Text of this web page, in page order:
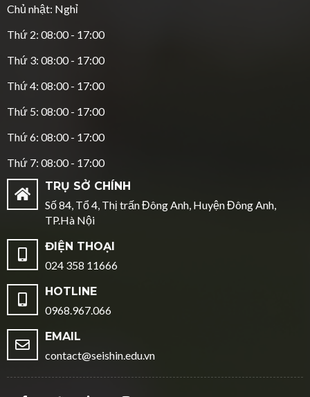
Chủ nhật: Nghỉ
Thứ 2: 08:00 - 17:00
Thứ 3: 08:00 - 17:00
Thứ 4: 08:00 - 17:00
Thứ 5: 08:00 - 17:00
Thứ 6: 08:00 - 17:00
Thứ 7: 08:00 - 17:00
TRỤ SỞ CHÍNH
Số 84, Tổ 4, Thị trấn Đông Anh, Huyện Đông Anh,
TP.Hà Nội
ĐIỆN THOẠI
024 358 11666
HOTLINE
0968.967.066
EMAIL
contact@seishin.edu.vn